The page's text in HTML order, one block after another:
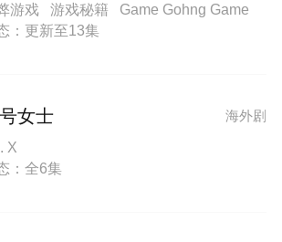
游戏 游戏秘籍 Game Gohng Game
：更新至13集
海外剧
女士
X
：全6集